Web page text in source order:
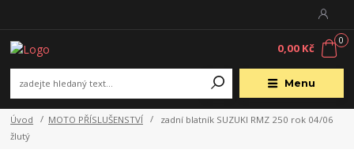
Menu
0
0,00 Kč
Úvod MOTO PŘÍSLUŠENSTVÍ
zadní blatník SUZUKI RMZ 250 rok 04/06
žlutý